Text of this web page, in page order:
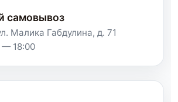
самовывоз
Малика Габдулина, д. 71
18:00